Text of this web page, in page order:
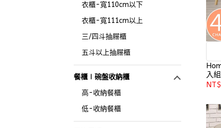
衣櫃-寬110cm以下
衣櫃-寬111cm以上
三/四斗抽屜櫃
五斗以上抽屜櫃
餐櫃∣碗盤收納櫃
高-收納餐櫃
低-收納餐櫃
入